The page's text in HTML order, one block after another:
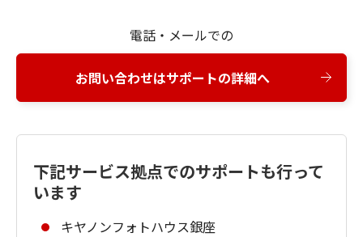
電話・メールでの
お問い合わせはサポートの詳細へ
下記サービス拠点でのサポートも行って
います
キヤノンフォトハウス銀座